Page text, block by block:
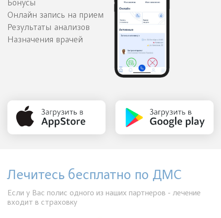
Бонусы
Онлайн запись на прием
Результаты анализов
Назначения врачей
Лечитесь бесплатно по ДМС
Если у Вас полис одного из наших партнеров - лечение
входит в страховку